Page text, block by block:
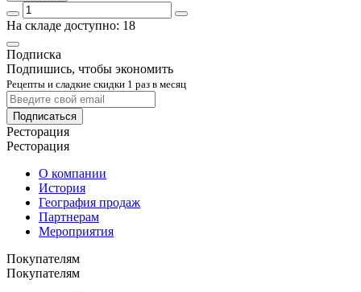
На складе доступно: 18
Подписка
Подпишись, чтобы экономить
Рецепты и сладкие скидки 1 раз в месяц
Подписаться
Ресторация
Ресторация
О компании
История
География продаж
Партнерам
Мероприятия
Покупателям
Покупателям